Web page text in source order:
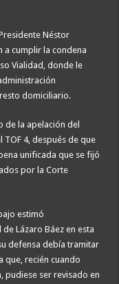
Néstor
a cumplir la condena
Vialidad, donde le
domiciliario.
de la apelación del
TOF 4, después de que
unificada que se fijó
por la Corte
estimó
Lázaro Báez en esta
defensa debía tramitar
que, recién cuando
pudiese ser revisado en